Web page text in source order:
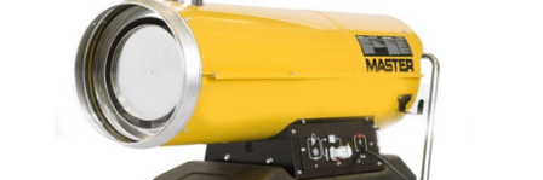
Non spegnere mai l’apparecchio staccando la
spina.
Per ulteriori informazioni, consulta il manuale
di istruzioni del generatore.